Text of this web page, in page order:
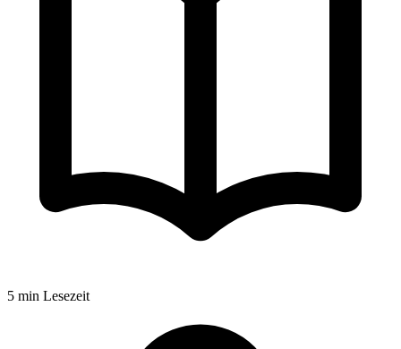
5 min Lesezeit